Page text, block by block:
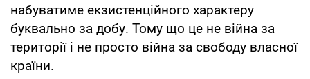
набуватиме екзистенційного характеру
буквально за добу. Тому що це не війна за
території і не просто війна за свободу власної
країни.